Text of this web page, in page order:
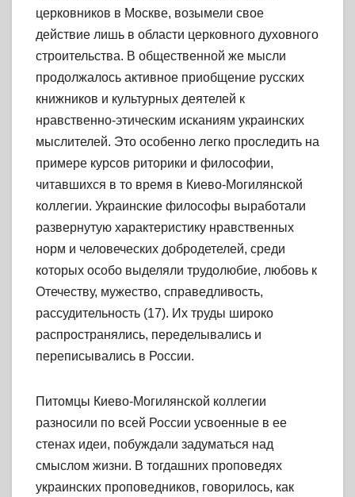
церковников в Москве, возымели свое
действие лишь в области церковного духовного
строительства. В общественной же мысли
продолжалось активное приобщение русских
книжников и культурных деятелей к
нравственно-этическим исканиям украинских
мыслителей. Это особенно легко проследить на
примере курсов риторики и философии,
читавшихся в то время в Киево-Могилянской
коллегии. Украинские философы выработали
развернутую характеристику нравственных
норм и человеческих добродетелей, среди
которых особо выделяли трудолюбие, любовь к
Отечеству, мужество, справедливость,
рассудительность (17). Их труды широко
распространялись, переделывались и
переписывались в России.
Питомцы Киево-Могилянской коллегии
разносили по всей России усвоенные в ее
стенах идеи, побуждали задуматься над
смыслом жизни. В тогдашних проповедях
украинских проповедников, говорилось, как